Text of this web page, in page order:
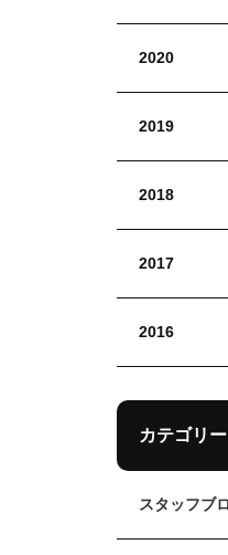
2020
2019
2018
2017
2016
カテゴリー
スタッフブ